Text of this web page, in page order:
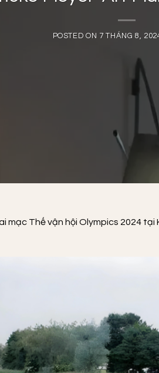
POSTED ON 7 THÁNG 8,
mạc Thế vận hội Olympics 2024